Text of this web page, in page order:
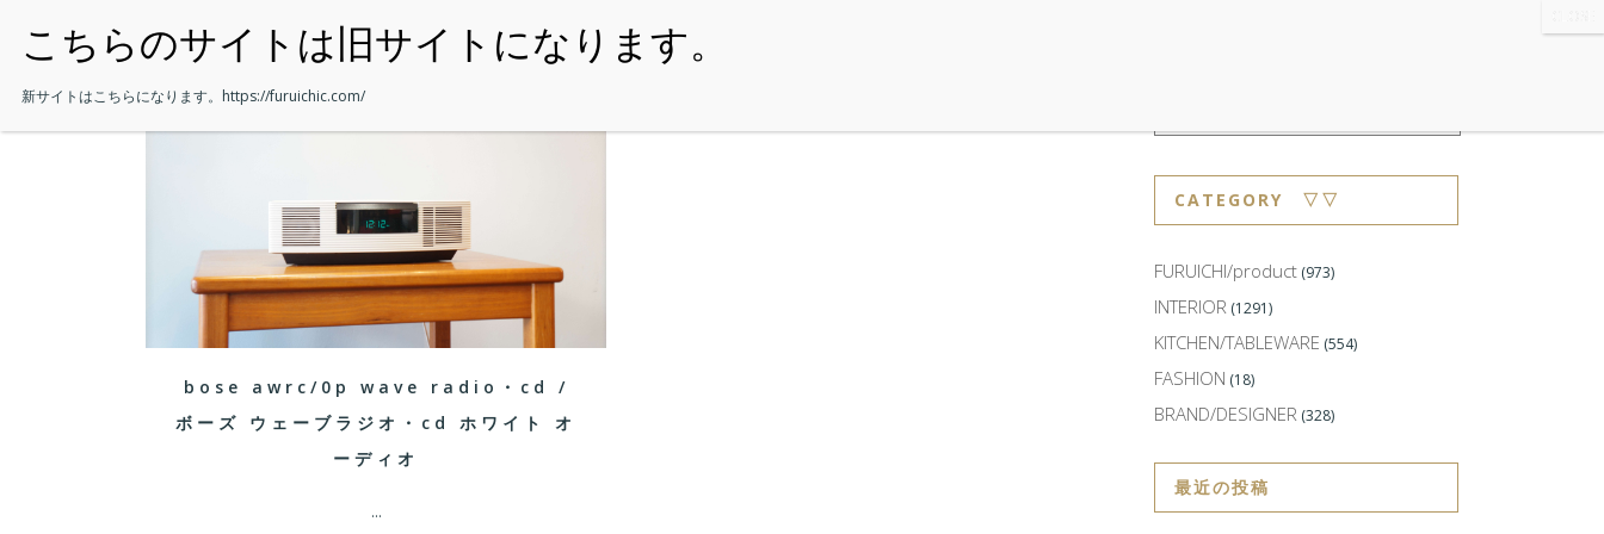
・HOME ・ITEM ・SHOPPING-GUIDE
bose awrc/0p wave radio・cd /
ボーズ ウェーブラジオ・cd ホワイト オ
ーディオ
...
CATEGORY ▽▽
FURUICHI/product (973)
INTERIOR (1291)
KITCHEN/TABLEWARE (554)
FASHION (18)
BRAND/DESIGNER (328)
最近の投稿
新サイトはこちらになります。 https://furuichic.com/